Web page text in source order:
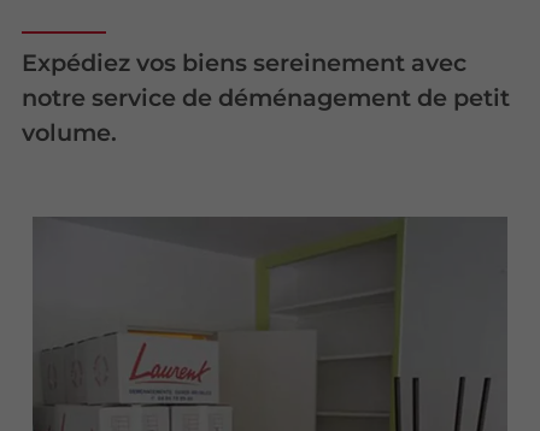
Expédiez vos biens sereinement avec
notre service de déménagement de petit
volume.